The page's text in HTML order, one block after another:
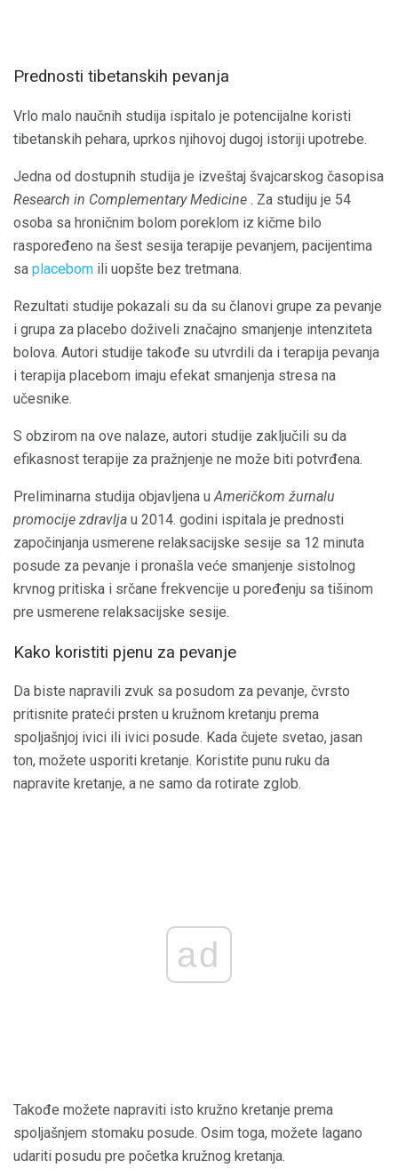
Prednosti tibetanskih pevanja
Vrlo malo naučnih studija ispitalo je potencijalne koristi
tibetanskih pehara, uprkos njihovoj dugoj istoriji upotrebe.
Jedna od dostupnih studija je izveštaj švajcarskog časopisa
Research in Complementary Medicine . Za studiju je 54
osoba sa hroničnim bolom poreklom iz kičme bilo
raspoređeno na šest sesija terapije pevanjem, pacijentima
sa placebom ili uopšte bez tretmana.
Rezultati studije pokazali su da su članovi grupe za pevanje
i grupa za placebo doživeli značajno smanjenje intenziteta
bolova. Autori studije takođe su utvrdili da i terapija pevanja
i terapija placebom imaju efekat smanjenja stresa na
učesnike.
S obzirom na ove nalaze, autori studije zaključili su da
efikasnost terapije za pražnjenje ne može biti potvrđena.
Preliminarna studija objavljena uAmeričkom žurnalu
promocije zdravlja u 2014. godini ispitala je prednosti
započinjanja usmerene relaksacijske sesije sa 12 minuta
posude za pevanje i pronašla veće smanjenje sistolnog
krvnog pritiska i srčane frekvencije u poređenju sa tišinom
pre usmerene relaksacijske sesije.
Kako koristiti pjenu za pevanje
Da biste napravili zvuk sa posudom za pevanje, čvrsto
pritisnite prateći prsten u kružnom kretanju prema
spoljašnjoj ivici ili ivici posude. Kada čujete svetao, jasan
ton, možete usporiti kretanje. Koristite punu ruku da
napravite kretanje, a ne samo da rotirate zglob.
ad
Takođe možete napraviti isto kružno kretanje prema
spoljašnjem stomaku posude. Osim toga, možete lagano
udariti posudu pre početka kružnog kretanja.